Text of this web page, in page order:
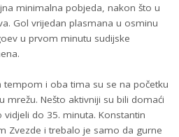
minimalna pobjeda, nakon što u
Gol vrijedan plasmana u osminu
u prvom minutu sudijske
tempom i oba tima su se na početku
mrežu. Nešto aktivniji su bili domaći
do 35. minuta. Konstantin
Zvezde i trebalo je samo da gurne